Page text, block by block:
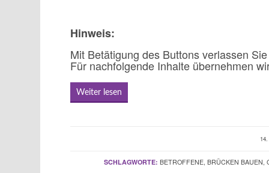
Hinweis:
Mit Betätigung des Buttons verlassen
Für nachfolgende Inhalte übernehmen
Weiter lesen
/
SCHLAGWORTE: BETROFFENE ,BRÜCKEN BAUEN ,